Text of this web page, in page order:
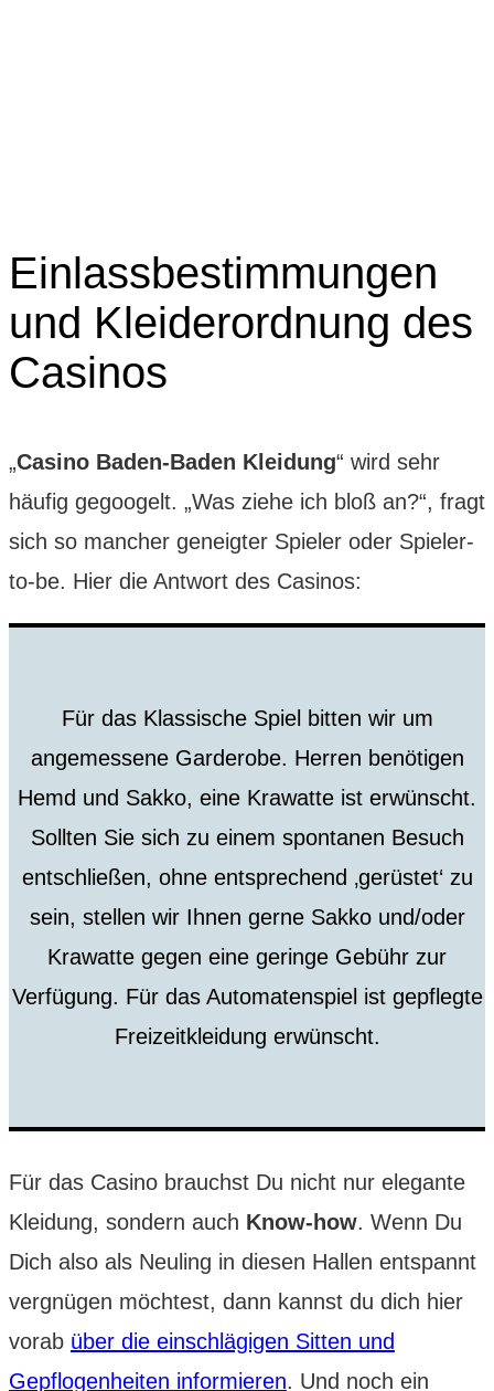
Einlassbestimmungen
und Kleiderordnung des
Casinos
„Casino Baden-Baden Kleidung“ wird sehr
häufig gegoogelt. „Was ziehe ich bloß an?“, fragt
sich so mancher geneigter Spieler oder Spieler-
to-be. Hier die Antwort des Casinos:
Für das Klassische Spiel bitten wir um
angemessene Garderobe. Herren benötigen
Hemd und Sakko, eine Krawatte ist erwünscht.
Sollten Sie sich zu einem spontanen Besuch
entschließen, ohne entsprechend ‚gerüstet‘ zu
sein, stellen wir Ihnen gerne Sakko und/oder
Krawatte gegen eine geringe Gebühr zur
Verfügung. Für das Automatenspiel ist gepflegte
Freizeitkleidung erwünscht.
Für das Casino brauchst Du nicht nur elegante
Kleidung, sondern auch Know-how. Wenn Du
Dich also als Neuling in diesen Hallen entspannt
vergnügen möchtest, dann kannst du dich hier
vorab über die einschlägigen Sitten und
Gepflogenheiten informieren. Und noch ein